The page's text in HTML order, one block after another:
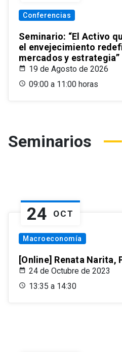
Conferencias
Seminario: “El Activo
el envejecimiento
mercados y estrategia”
19 de Agosto de 2026
09:00 a 11:00 horas
Seminarios
24 OCT
Macroeconomía
[Online] Renata Narita,
24 de Octubre de 2023
13:35 a 14:30